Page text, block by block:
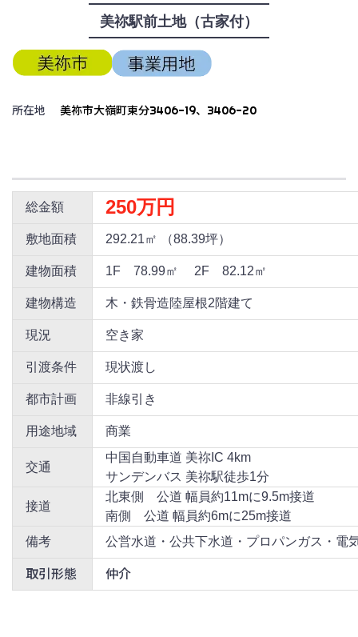
美祢駅前土地（古家付）
所在地 美祢市大嶺町東分3406-19、3406-20
総金額 250万円
敷地面積 292.21㎡ （88.39坪）
建物面積 1F 78.99㎡ 2F 82.12㎡
建物構造 木・鉄骨造陸屋根2階建て
現況 空き家
引渡条件 現状渡し
都市計画 非線引き
用途地域 商業
交通
中国自動車道 美祢IC 4km
サンデンバス 美祢駅徒歩1分
接道
北東側 公道 幅員約11mに9.5m接道
南側 公道 幅員約6mに25m接道
備考
公営水道・公共下水道・プロパンガス・電
取引形態 仲介